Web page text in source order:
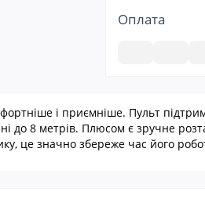
Оплата
і приємніше. Пульт
до 8 метрів. Плюсом є зручне
це значно збереже час його